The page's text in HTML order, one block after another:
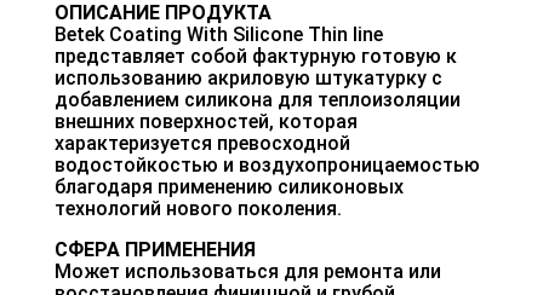
ОПИСАНИЕ ПРОДУКТА
Betek Coating With Silicone Thin line
представляет собой фактурную готовую к
использованию акриловую штукатурку с
добавлением силикона для теплоизоляции
внешних поверхностей, которая
характеризуется превосходной
водостойкостью и воздухопроницаемостью
благодаря применению силиконовых
технологий нового поколения.
СФЕРА ПРИМЕНЕНИЯ
Может использоваться для ремонта или